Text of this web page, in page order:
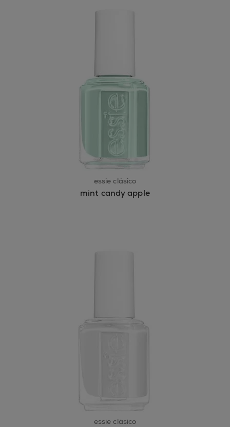
essie clásico
mint candy apple
essie clásico